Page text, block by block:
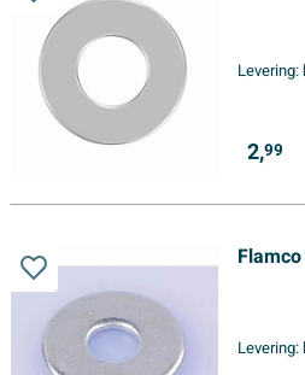
Levering:
2,99
Levering: